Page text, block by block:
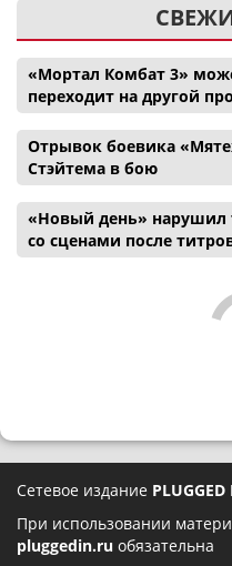
«Мортал Комбат 3»
переходит на другой
Отрывок боевика
Стэйтема в бою
«Новый день» нарушил
со сценами после
Сетевое издание PLUGGED
При использовании
pluggedin.ru обязательна